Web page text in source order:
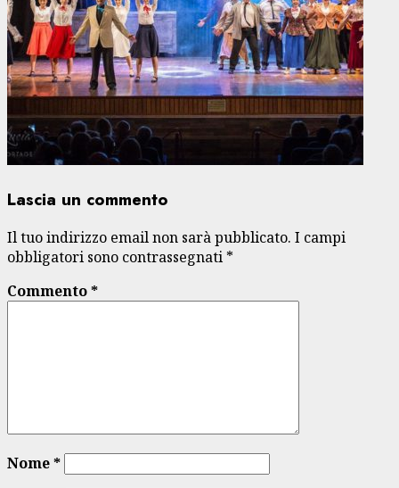
Lascia un commento
Il tuo indirizzo email non sarà pubblicato. I campi
obbligatori sono contrassegnati *
Commento*
Nome*